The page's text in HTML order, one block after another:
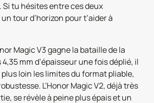
Si tu hésites entre ces deux
tour d’horizon pour t’aider à
Magic V3 gagne la bataille de la
mm d’épaisseur une fois déplié, il
loin les limites du format pliable,
L'Honor Magic V2, déjà très
se révèle à peine plus épais et un